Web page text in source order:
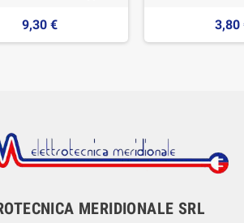
9,30 € 3,80
MERIDIONALE SRL